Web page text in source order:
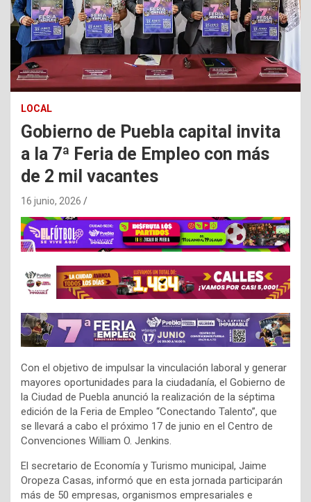
LOCAL
Gobierno de Puebla capital invita
a la 7ª Feria de Empleo con más
de 2 mil vacantes
16 junio, 2026
Con el objetivo de impulsar la vinculación laboral y generar
mayores oportunidades para la ciudadanía, el Gobierno de
la Ciudad de Puebla anunció la realización de la séptima
edición de la Feria de Empleo “Conectando Talento”, que
se llevará a cabo el próximo 17 de junio en el Centro de
Convenciones William O. Jenkins.
El secretario de Economía y Turismo municipal, Jaime
Oropeza Casas, informó que en esta jornada participarán
más de 50 empresas, organismos empresariales e